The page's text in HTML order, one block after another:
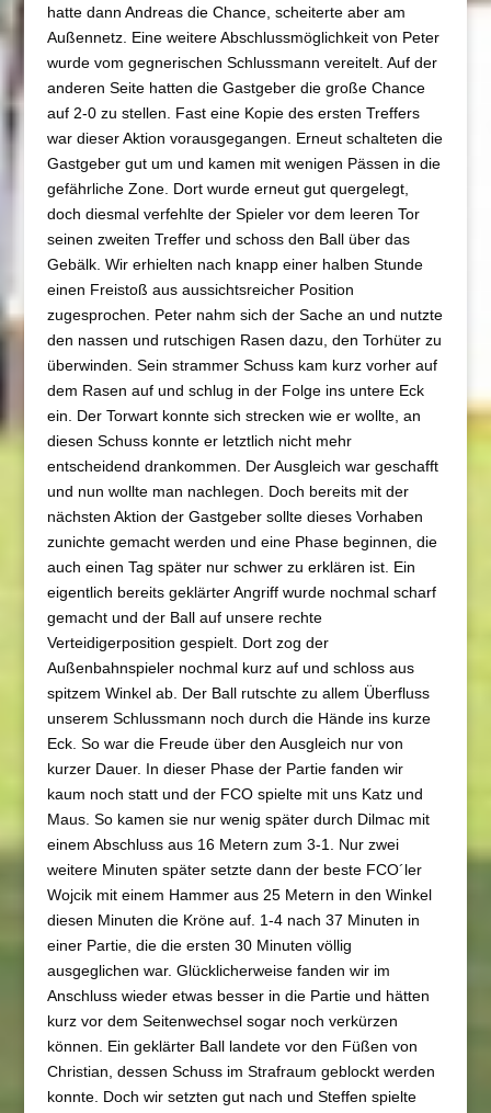
hatte dann Andreas die Chance, scheiterte aber am
Außennetz. Eine weitere Abschlussmöglichkeit von Peter
wurde vom gegnerischen Schlussmann vereitelt. Auf der
anderen Seite hatten die Gastgeber die große Chance
auf 2-0 zu stellen. Fast eine Kopie des ersten Treffers
war dieser Aktion vorausgegangen. Erneut schalteten die
Gastgeber gut um und kamen mit wenigen Pässen in die
gefährliche Zone. Dort wurde erneut gut quergelegt,
doch diesmal verfehlte der Spieler vor dem leeren Tor
seinen zweiten Treffer und schoss den Ball über das
Gebälk. Wir erhielten nach knapp einer halben Stunde
einen Freistoß aus aussichtsreicher Position
zugesprochen. Peter nahm sich der Sache an und nutzte
den nassen und rutschigen Rasen dazu, den Torhüter zu
überwinden. Sein strammer Schuss kam kurz vorher auf
dem Rasen auf und schlug in der Folge ins untere Eck
ein. Der Torwart konnte sich strecken wie er wollte, an
diesen Schuss konnte er letztlich nicht mehr
entscheidend drankommen. Der Ausgleich war geschafft
und nun wollte man nachlegen. Doch bereits mit der
nächsten Aktion der Gastgeber sollte dieses Vorhaben
zunichte gemacht werden und eine Phase beginnen, die
auch einen Tag später nur schwer zu erklären ist. Ein
eigentlich bereits geklärter Angriff wurde nochmal scharf
gemacht und der Ball auf unsere rechte
Verteidigerposition gespielt. Dort zog der
Außenbahnspieler nochmal kurz auf und schloss aus
spitzem Winkel ab. Der Ball rutschte zu allem Überfluss
unserem Schlussmann noch durch die Hände ins kurze
Eck. So war die Freude über den Ausgleich nur von
kurzer Dauer. In dieser Phase der Partie fanden wir
kaum noch statt und der FCO spielte mit uns Katz und
Maus. So kamen sie nur wenig später durch Dilmac mit
einem Abschluss aus 16 Metern zum 3-1. Nur zwei
weitere Minuten später setzte dann der beste FCO´ler
Wojcik mit einem Hammer aus 25 Metern in den Winkel
diesen Minuten die Kröne auf. 1-4 nach 37 Minuten in
einer Partie, die die ersten 30 Minuten völlig
ausgeglichen war. Glücklicherweise fanden wir im
Anschluss wieder etwas besser in die Partie und hätten
kurz vor dem Seitenwechsel sogar noch verkürzen
können. Ein geklärter Ball landete vor den Füßen von
Christian, dessen Schuss im Strafraum geblockt werden
konnte. Doch wir setzten gut nach und Steffen spielte